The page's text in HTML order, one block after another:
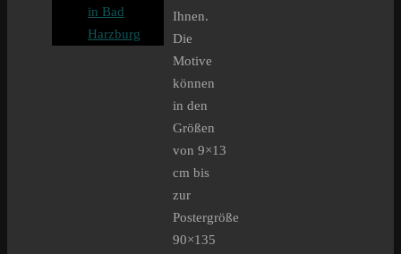
Ihnen.
Die
Motive
können
in den
Größen
von 9×13
cm bis
zur
Postergröße
90×135
in Bad
Harzburg